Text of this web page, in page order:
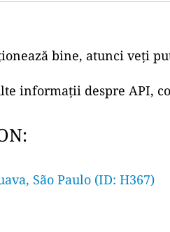
bine, atunci veți
informații despre API,
São Paulo (ID: H367)